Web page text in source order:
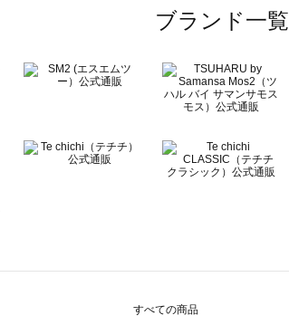
ブランド一覧
すべての商品